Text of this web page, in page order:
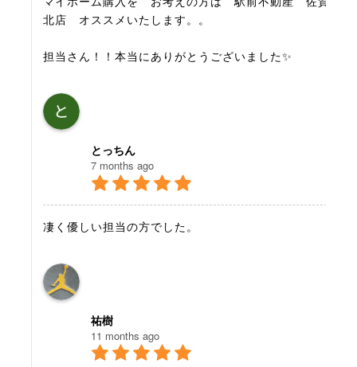
北店　オススメいたします。。
担当さん！！本当にありがとうございました✨
とっちん
7 months ago
凄く優しい担当の方でした。
祐樹
11 months ago